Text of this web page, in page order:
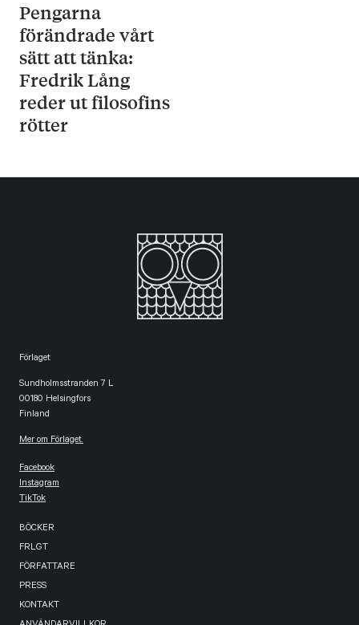
Pengarna
förändrade vårt
sätt att tänka:
Fredrik Lång
reder ut filosofins
rötter
Förlaget
Sundholmsstranden 7 L
00180 Helsingfors
Finland
Mer om Förlaget.
Facebook
Instagram
TikTok
BÖCKER
FRLGT
FÖRFATTARE
PRESS
KONTAKT